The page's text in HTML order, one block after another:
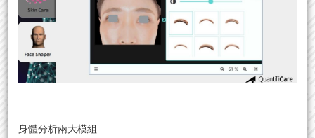
身體分析兩大模組